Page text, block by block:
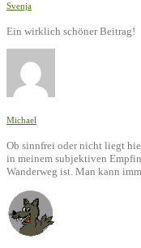
Svenja
Ein wirklich schöner Beitrag!
Michael
Ob sinnfrei oder nicht liegt
in meinem subjektiven
Wanderweg ist. Man kann